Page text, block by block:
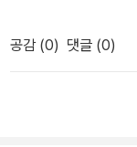
랑은 다 그렇다. 측은
하나로 합치는 것이
락이 정원사의 고독보
궁금했는데, 소개글
수 있있다. 스물아홉
겐 어떤 일이 있었
다시 살아갈 힘이
가 누구를 위해 살고
쉽게 사라지지 않는
공감 (0) 댓글 (0)